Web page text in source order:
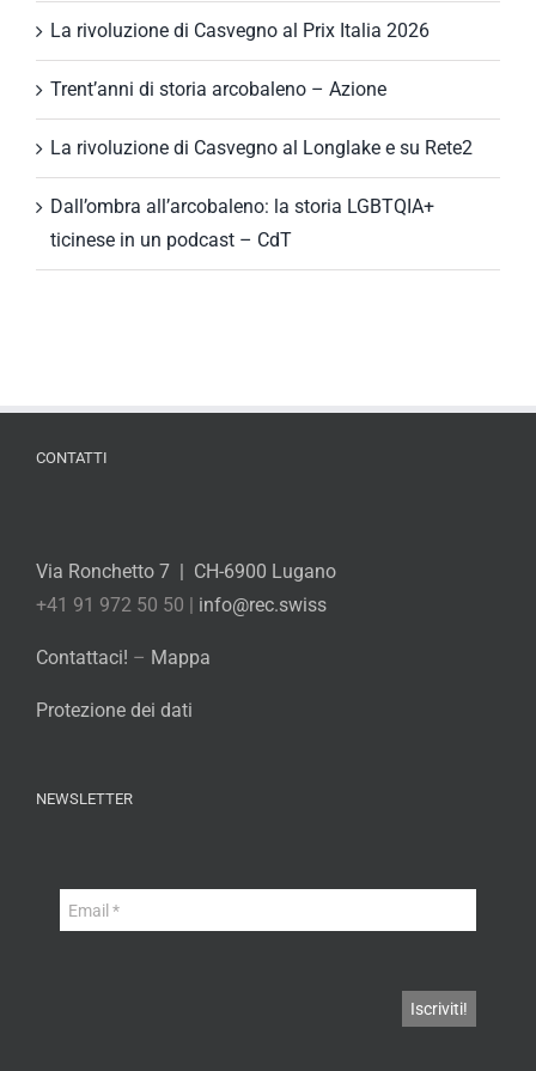
La rivoluzione di Casvegno al Prix Italia 2026
Trent’anni di storia arcobaleno – Azione
La rivoluzione di Casvegno al Longlake e su Rete2
Dall’ombra all’arcobaleno: la storia LGBTQIA+
ticinese in un podcast – CdT
CONTATTI
Via Ronchetto 7 | CH-6900 Lugano
+41 91 972 50 50 | info@rec.swiss
Contattaci! – Mappa
Protezione dei dati
NEWSLETTER